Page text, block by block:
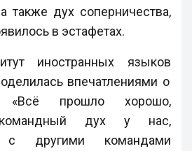
также дух соперничества,
в эстафетах.
иностранных языков
впечатлениями о
«Всё прошло хорошо,
командный дух у нас,
с другими командами